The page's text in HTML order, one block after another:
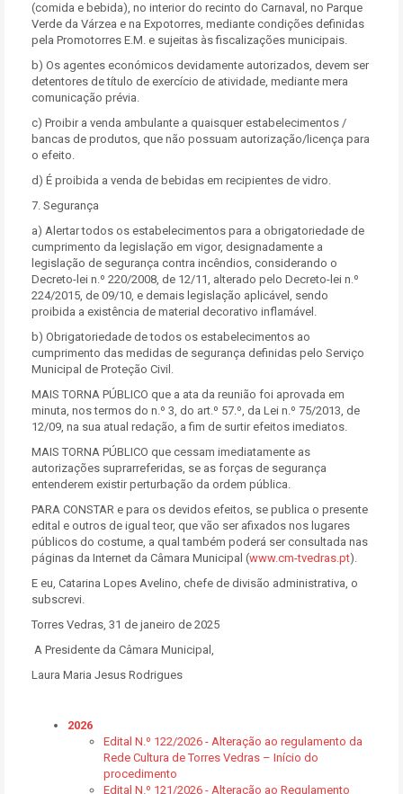
(comida e bebida), no interior do recinto do Carnaval, no Parque
Verde da Várzea e na Expotorres, mediante condições definidas
pela Promotorres E.M. e sujeitas às fiscalizações municipais.
b) Os agentes económicos devidamente autorizados, devem ser
detentores de título de exercício de atividade, mediante mera
comunicação prévia.
c) Proibir a venda ambulante a quaisquer estabelecimentos /
bancas de produtos, que não possuam autorização/licença para
o efeito.
d) É proibida a venda de bebidas em recipientes de vidro.
7. Segurança
a) Alertar todos os estabelecimentos para a obrigatoriedade de
cumprimento da legislação em vigor, designadamente a
legislação de segurança contra incêndios, considerando o
Decreto-lei n.º 220/2008, de 12/11, alterado pelo Decreto-lei n.º
224/2015, de 09/10, e demais legislação aplicável, sendo
proibida a existência de material decorativo inflamável.
b) Obrigatoriedade de todos os estabelecimentos ao
cumprimento das medidas de segurança definidas pelo Serviço
Municipal de Proteção Civil.
MAIS TORNA PÚBLICO que a ata da reunião foi aprovada em
minuta, nos termos do n.º 3, do art.º 57.º, da Lei n.º 75/2013, de
12/09, na sua atual redação, a fim de surtir efeitos imediatos.
MAIS TORNA PÚBLICO que cessam imediatamente as
autorizações suprarreferidas, se as forças de segurança
entenderem existir perturbação da ordem pública.
PARA CONSTAR e para os devidos efeitos, se publica o presente
edital e outros de igual teor, que vão ser afixados nos lugares
públicos do costume, a qual também poderá ser consultada nas
páginas da Internet da Câmara Municipal (www.cm-tvedras.pt).
E eu, Catarina Lopes Avelino, chefe de divisão administrativa, o
subscrevi.
Torres Vedras, 31 de janeiro de 2025
A Presidente da Câmara Municipal,
Laura Maria Jesus Rodrigues
2026
Edital N.º 122/2026 - Alteração ao regulamento da
Rede Cultura de Torres Vedras – Início do
procedimento
Edital N.º 121/2026 - Alteração ao Regulamento